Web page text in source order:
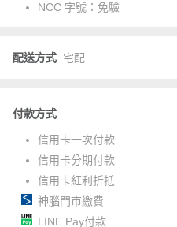
NCC 字號： 免驗
配送方式 宅配
付款方式
信用卡一次付款
信用卡分期付款
信用卡紅利折抵
神腦門市繳費
LINE Pay付款